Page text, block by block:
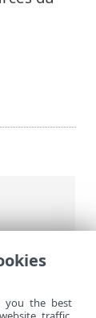
de
you the best